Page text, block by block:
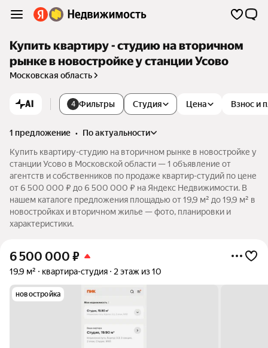
Купить квартиру - студию на вторичном
рынке в новостройке у станции Усово
Московская область
AI 4 Фильтры Цена Взнос и
Студия
1 предложение •
по актуальности
Купить квартиру-студию на вторичном рынке в новостройке у
станции Усово в Московской области — 1 объявление от
агентств и собственников по продаже квартир-студий по цене
от 6 500 000 ₽ до 6 500 000 ₽ на Яндекс Недвижимости. В
нашем каталоге предложения площадью от 19,9 м² до 19,9 м² в
новостройках и вторичном жилье — фото, планировки и
характеристики.
6 500 000 ₽
19,9 м² квартира-студия 2 этаж из 10
новостройка